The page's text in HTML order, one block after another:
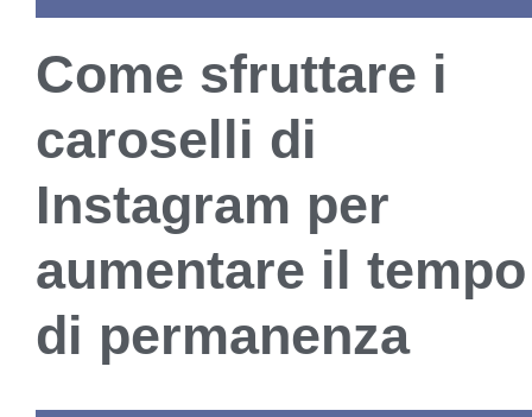
Come sfruttare i
caroselli di
Instagram per
aumentare il tempo
di permanenza